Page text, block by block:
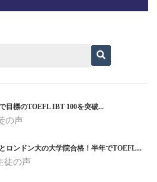
目標のTOEFL IBT 100を突破...
の声
ロンドン大の大学院合格！半年でTOEFL...
徒の声